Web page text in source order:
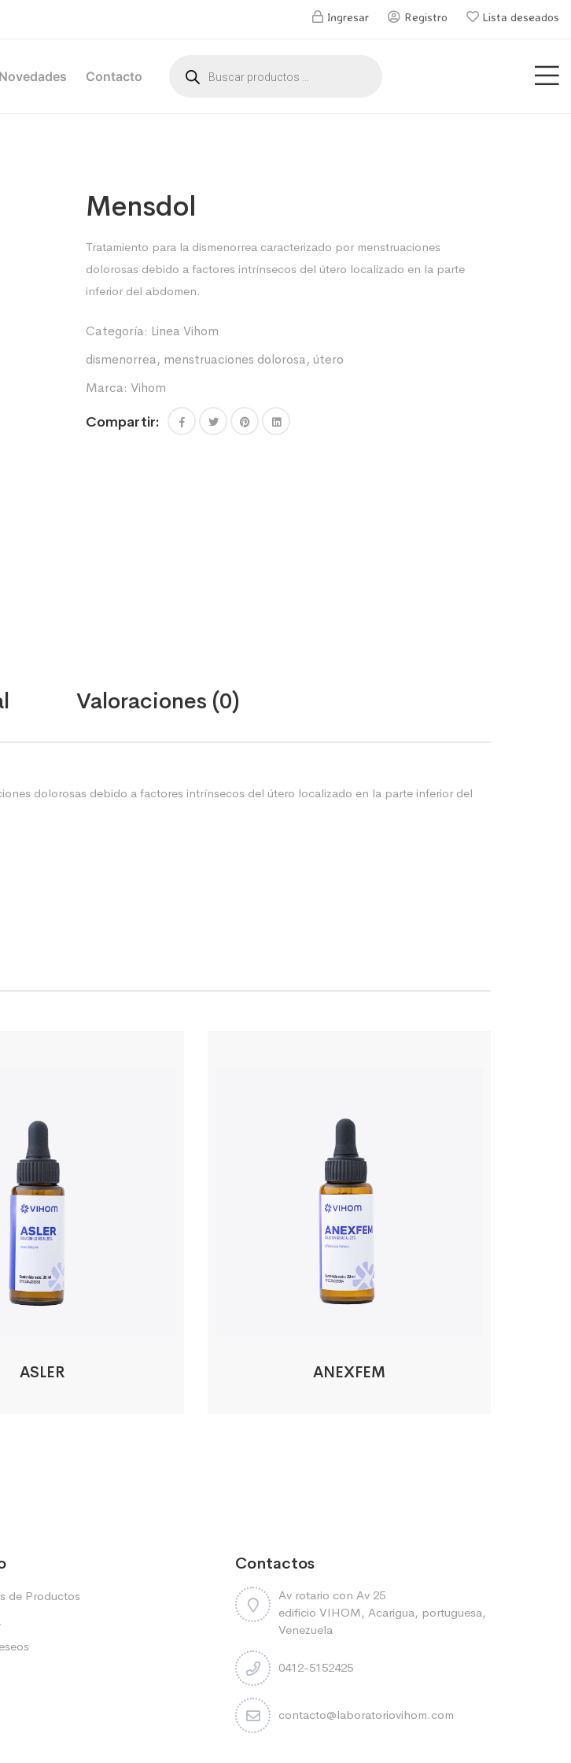
Ingresar Registro Lista deseados
Novedades Contacto
Mensdol
Tratamiento para la dismenorrea caracterizado por menstruaciones
dolorosas debido a factores intrínsecos del útero localizado en la parte
inferior del abdomen.
Categoría: Linea Vihom
dismenorrea, menstruaciones dolorosa, útero
Marca: Vihom
Compartir:
Valoraciones (0)
dolorosas debido a factores intrínsecos del útero localizado en la parte inferior del
ASLER ANEXFEM
de Productos
Contactos
Av rotario con Av 25
edificio VIHOM, Acarigua, portuguesa,
Venezuela
0412-5152425
contacto@laboratoriovihom.com